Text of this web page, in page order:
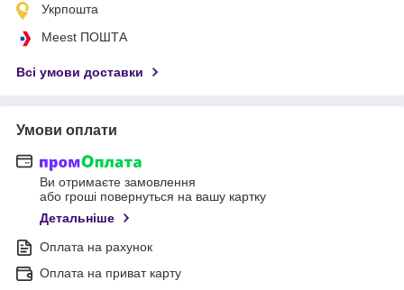
Укрпошта
Meest ПОШТА
Всі умови доставки
Умови оплати
Ви отримаєте замовлення
або гроші повернуться на вашу картку
Детальніше
Оплата на рахунок
Оплата на приват карту